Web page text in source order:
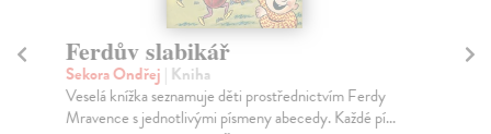
Ferdův slabikář
Sekora Ondřej | Kniha
Veselá knížka seznamuje děti prostřednictvím Ferdy
Mravence s jednotlivými písmeny abecedy. Každé pí...